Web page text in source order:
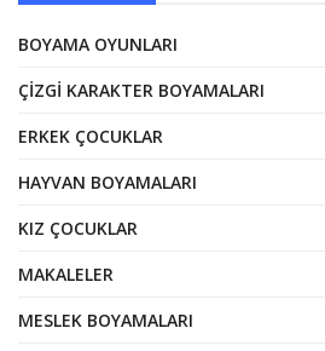
BOYAMA OYUNLARI
ÇIZGI KARAKTER BOYAMALARI
ERKEK ÇOCUKLAR
HAYVAN BOYAMALARI
KIZ ÇOCUKLAR
MAKALELER
MESLEK BOYAMALARI